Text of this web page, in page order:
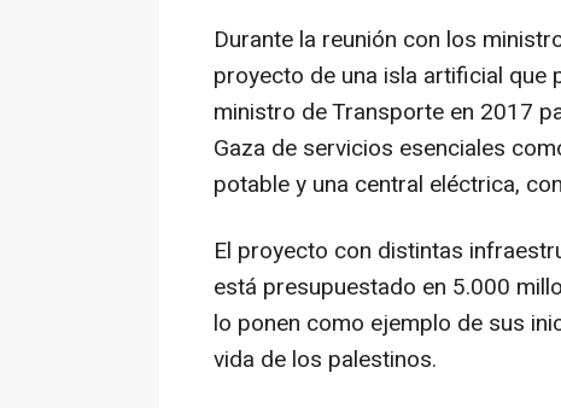
Durante la reunión con los
proyecto de una isla artificial
ministro de Transporte en 2017
Gaza de servicios esenciales
potable y una central eléctrica,
El proyecto con distintas
está presupuestado en 5.000
lo ponen como ejemplo de sus
vida de los palestinos.